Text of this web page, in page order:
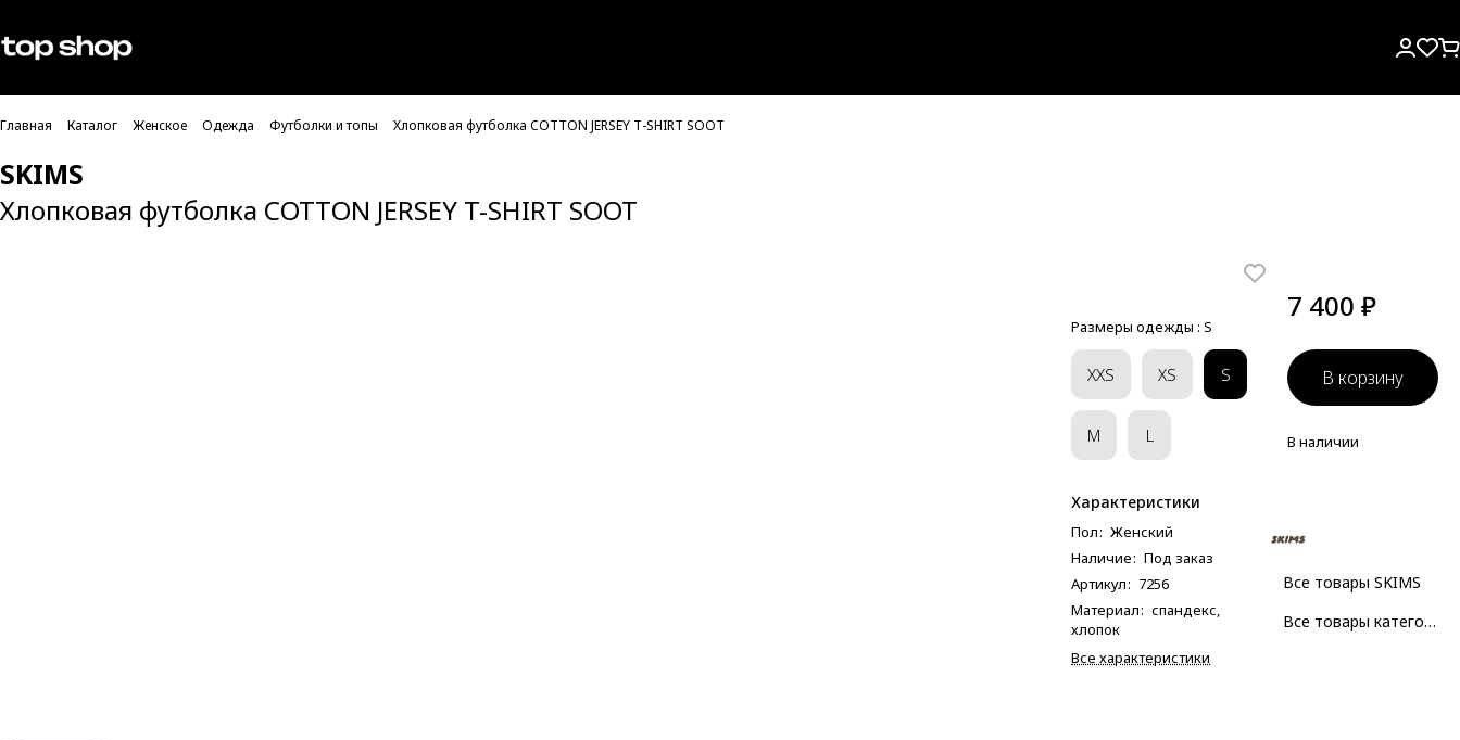
Проверка хлебных крошек
Главная Каталог Женское Одежда Футболки и топы Хлопковая футболка COTTON JERSEY T-SHIRT SOOT
SKIMS
Хлопковая футболка COTTON JERSEY T-SHIRT SOOT
Размеры одежды : S
XXS XS S
M L
Характеристики
Пол: Женский
Наличие: Под заказ
Артикул: 7256
Материал: спандекс,
хлопок
Все характеристики
7 400 ₽
В корзину
В наличии
Все товары SKIMS
Все товары категории